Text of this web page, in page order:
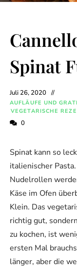
Spinat
Juli 26, 2020
AUFLÄUFE UND
VEGETARISCHE
0
Spinat kann so
italienischer
Nudelrollen
Käse im Ofen
Klein. Das
richtig gut,
zu kochen, ist
ersten Mal
länger, aber die